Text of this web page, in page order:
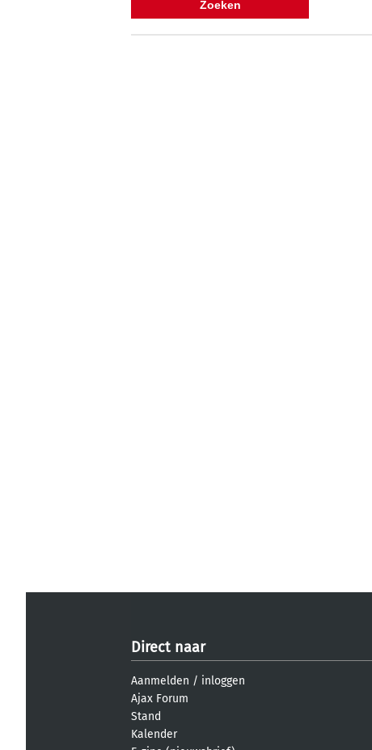
Direct naar
Aanmelden / inloggen
Ajax Forum
Stand
Kalender